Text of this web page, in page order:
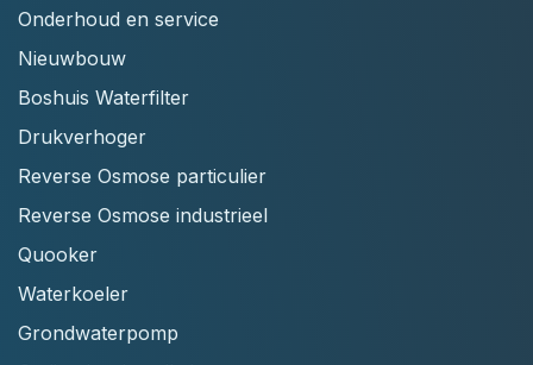
Onderhoud en service
Nieuwbouw
Boshuis Waterfilter
Drukverhoger
Reverse Osmose particulier
Reverse Osmose industrieel
Quooker
Waterkoeler
Grondwaterpomp